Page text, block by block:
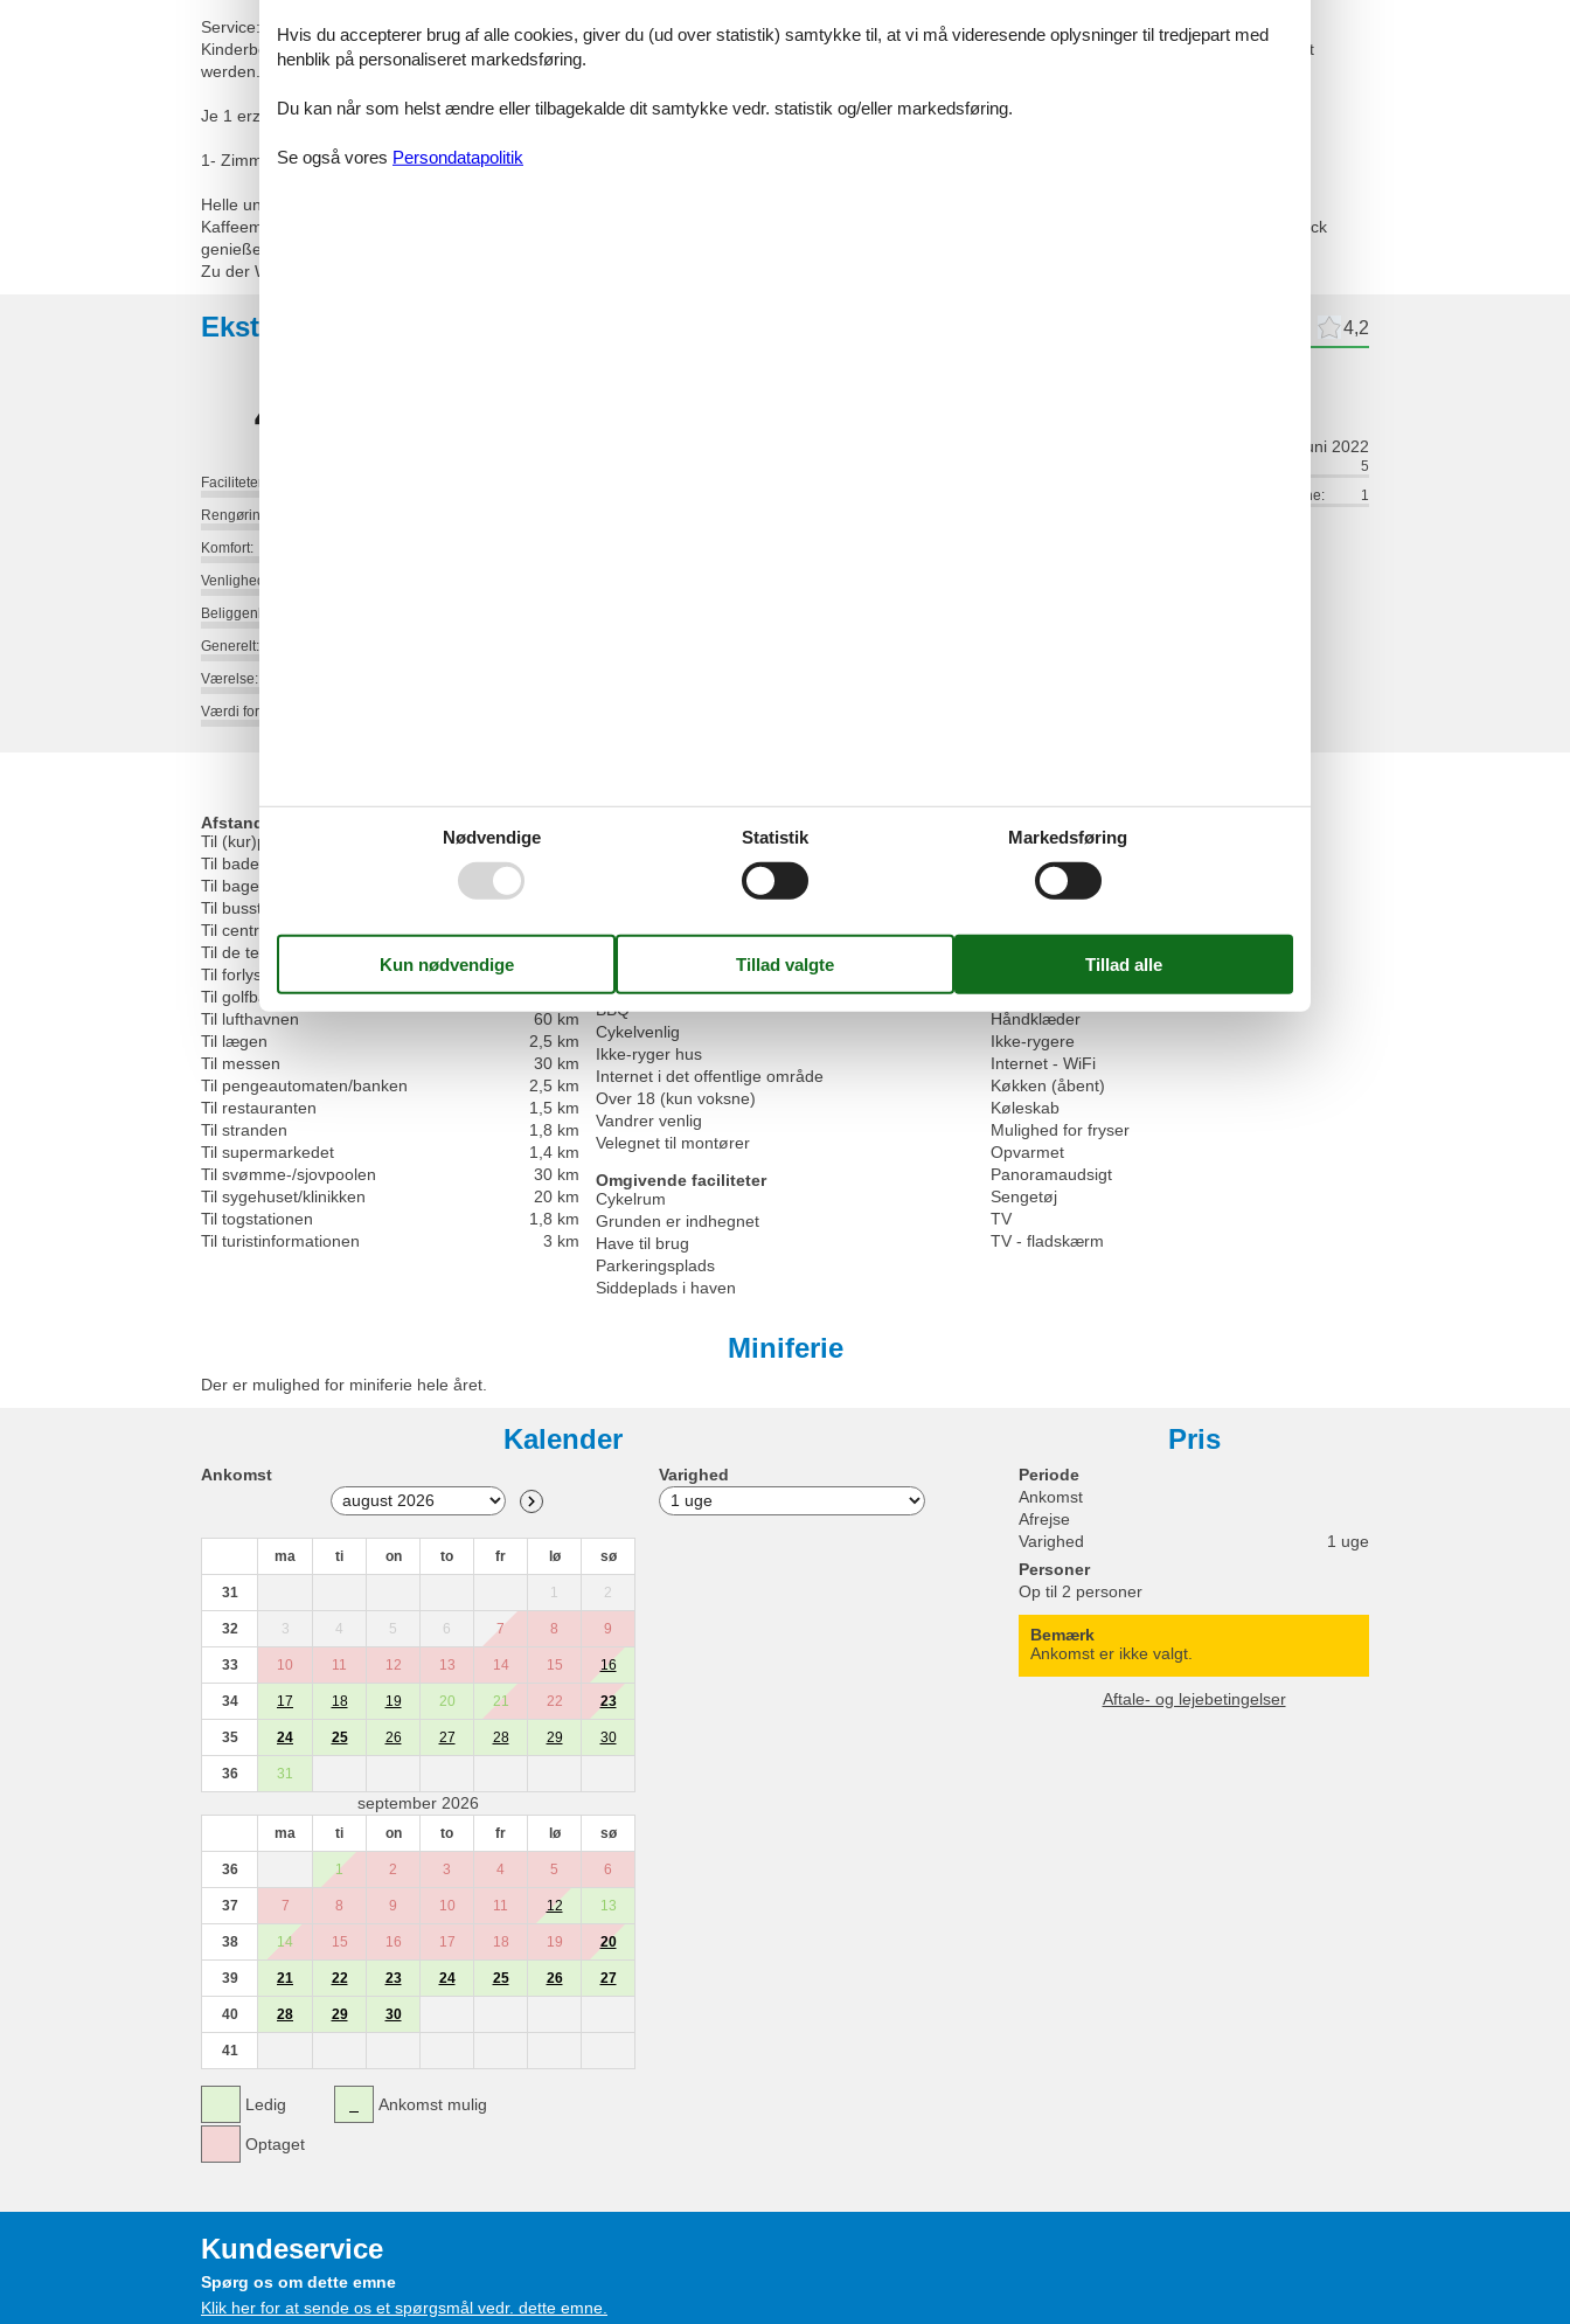
Service:
Kinderbett und Hochstuhl können, je nach Verfügbarkeit, bereitgestellt werden. Bettwäsche und Handtücher können auf Wunsch optional hinzugebucht
werden.
Je 1 erzogener und stubenreiner kleiner Hund ist in jeder Ferienwohnungen herzlich willkommen.
1- Zimmer Ferienwohnung mit Meerblick für 2 Personen
Helle und freundliche 1- Zimmer Ferienwohnung mit Doppelbett, Kleiderschrank, TV und Esstisch. Küchenzeile mit 2- Plattenherd, Kühlschrank,
Kaffeemaschine, Wasserkocher und Toaster. Bad mit Dusche und WC. Aus den Fenstern der kleinen Ferienwohnung lässt sich ein herrlicher Ostseeblick
genießen.
Zu der Wohnung gehört eine Sitzecke im grünen Garten mit Grillmöglichkeit.
Eksterne anmeldelser 4,2
4,2
Faciliteter:
Rengøring:
Komfort:
Venlighed:
Beliggenhed:
Generelt:
Værelse:
Værdi for pengene:
juni 2022
5
Værdi for pengene:
1
Afstande
Til (kur)parken/skoven
2,5 km
Til badepladsen/vandmassen
Til bageren
Til busstoppestedet
Til centrum
2,5 km
Til de termiske bade
Til forlystelsesparken
Til golfbanen
6 km
Til lufthavnen
60 km
Til lægen
2,5 km
Til messen
30 km
Til pengeautomaten/banken
2,5 km
Til restauranten
1,5 km
Til stranden
1,8 km
Til supermarkedet
1,4 km
Til svømme-/sjovpoolen
30 km
Til sygehuset/klinikken
20 km
Til togstationen
1,8 km
Til turistinformationen
3 km
Grundlæggende faciliteter
Indkvartering Faciliteter
BBQ
Cykelvenlig
Ikke-ryger hus
Internet i det offentlige område
Over 18 (kun voksne)
Vandrer venlig
Velegnet til montører
Omgivende faciliteter
Cykelrum
Grunden er indhegnet
Have til brug
Parkeringsplads
Siddeplads i haven
Bad/toilet
Bruser
Dobbeltseng
Havudsigt
Husdyr tilladt eller efter anmodning
Højstol
Håndklæder
Ikke-rygere
Internet - WiFi
Køkken (åbent)
Køleskab
Mulighed for fryser
Opvarmet
Panoramaudsigt
Sengetøj
TV
TV - fladskærm
Miniferie
Der er mulighed for miniferie hele året.
Kalender
Ankomst
ma ti on to fr lø sø
31 1 2
32 3 4 5 6 7 8 9
33 10 11 12 13 14 15 16
34 17 18 19 20 21 22 23
35 24 25 26 27 28 29 30
36 31
september 2026
ma ti on to fr lø sø
36 1 2 3 4 5 6
37 7 8 9 10 11 12 13
38 14 15 16 17 18 19 20
39 21 22 23 24 25 26 27
40 28 29 30
41
Ledig
Optaget
Ankomst mulig
Varighed
Pris
Periode
Ankomst
Afrejse
Varighed
1 uge
Personer
Op til 2 personer
Bemærk
Ankomst er ikke valgt.
Aftale- og lejebetingelser
Kundeservice
Spørg os om dette emne
Klik her for at sende os et spørgsmål vedr. dette emne.
Hvis du accepterer brug af alle cookies, giver du (ud over statistik) samtykke til, at vi må videresende oplysninger til tredjepart med
henblik på personaliseret markedsføring.
Du kan når som helst ændre eller tilbagekalde dit samtykke vedr. statistik og/eller markedsføring.
Se også vores Persondatapolitik
Nødvendige Statistik Markedsføring